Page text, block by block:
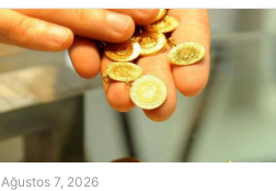
Ağustos 7, 2026